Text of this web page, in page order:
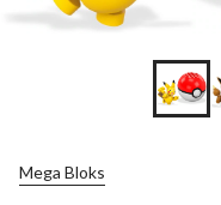
Mega Bloks